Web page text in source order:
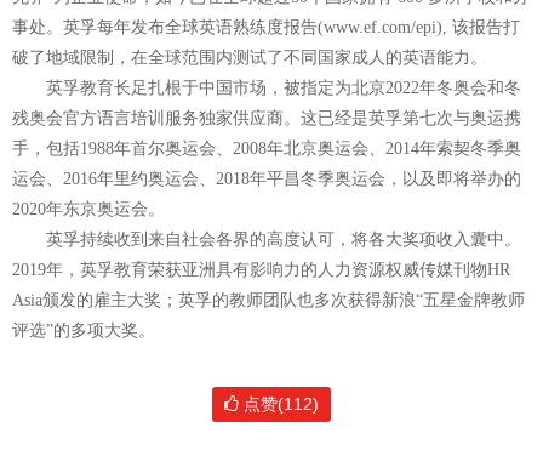
事处。英孚每年发布全球英语熟练度报告(www.ef.com/epi), 该报告打
破了地域限制，在全球范围内测试了不同国家成人的英语能力。
英孚教育长足扎根于中国市场，被指定为北京2022年冬奥会和冬
残奥会官方语言培训服务独家供应商。这已经是英孚第七次与奥运携
手，包括1988年首尔奥运会、2008年北京奥运会、2014年索契冬季奥
运会、2016年里约奥运会、2018年平昌冬季奥运会，以及即将举办的
2020年东京奥运会。
英孚持续收到来自社会各界的高度认可，将各大奖项收入囊中。
2019年，英孚教育荣获亚洲具有影响力的人力资源权威传媒刊物HR
Asia颁发的雇主大奖；英孚的教师团队也多次获得新浪“五星金牌教师
评选”的多项大奖。
点赞(112)